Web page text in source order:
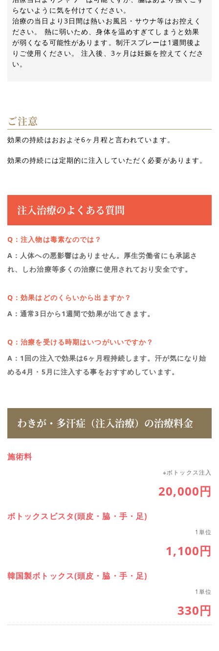
らないように気を付けてください。
治療の当日より3日間は熱いお風呂・サウナ等はお控えく
ださい。 熱に弱いため、身体を温めすぎてしまうと効果
が弱くなる可能性があります。制汗スプレーは1週間後よ
りご使用ください。 注入後、3ヶ月は妊娠を控えてくださ
い。
ご注意
効果の持続はおおよそ6ヶ月程と言われています。
効果の持続には定期的に注入していただく必要があります。
注入治療のよくある質問
Q：注入物は毒素なのでは？
A： 人体への悪影響はありません。厚生労働省にも承認さ
れ、しわ治療等多くの治療に使用されており安全です。
Q：効果はどのくらいから出ますか？
A：通常3日から1週間で効果が出てきます。
Q：治療を受ける時期はいつがいいですか？
A：1回の注入で効果は6ヶ月程持続します。汗が気になり始
める4月・5月に注入する事をおすすめしています。
わきが・多汗症（注入治療）の治療料金
施術料
※ボトックス注入
20,000円
ボトックスビスタ(頭皮・脇・手・足)
1単位
1,100円
韓国製ボトックス(頭皮・脇・手・足)
1単位
330円